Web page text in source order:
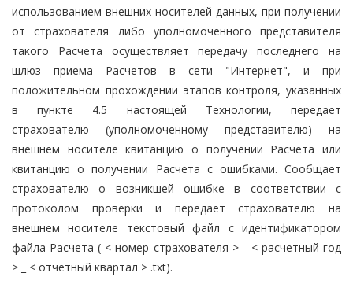
использованием внешних носителей данных, при получении
от страхователя либо уполномоченного представителя
такого Расчета осуществляет передачу последнего на
шлюз приема Расчетов в сети "Интернет", и при
положительном прохождении этапов контроля, указанных
в пункте 4.5 настоящей Технологии, передает
страхователю (уполномоченному представителю) на
внешнем носителе квитанцию о получении Расчета или
квитанцию о получении Расчета с ошибками. Сообщает
страхователю о возникшей ошибке в соответствии с
протоколом проверки и передает страхователю на
внешнем носителе текстовый файл с идентификатором
файла Расчета ( < номер страхователя > _ < расчетный год
> _ < отчетный квартал > .txt).